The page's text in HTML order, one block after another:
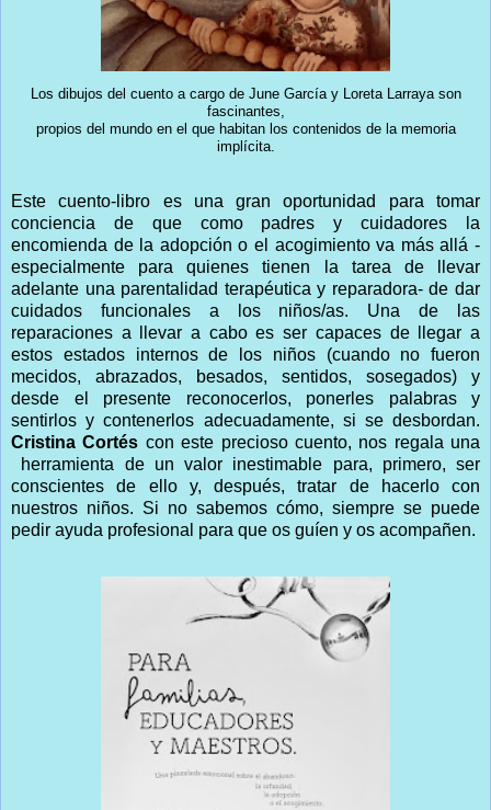
Los dibujos del cuento a cargo de June García y Loreta Larraya son
fascinantes,
propios del mundo en el que habitan los contenidos de la memoria
implícita.
Este cuento-libro es una gran oportunidad para tomar
conciencia de que como padres y cuidadores la
encomienda de la adopción o el acogimiento va más allá -
especialmente para quienes tienen la tarea de llevar
adelante una parentalidad terapéutica y reparadora- de dar
cuidados funcionales a los niños/as. Una de las
reparaciones a llevar a cabo es ser capaces de llegar a
estos estados internos de los niños (cuando no fueron
mecidos, abrazados, besados, sentidos, sosegados) y
desde el presente reconocerlos, ponerles palabras y
sentirlos y contenerlos adecuadamente, si se desbordan.
Cristina Cortés con este precioso cuento, nos regala una
herramienta de un valor inestimable para, primero, ser
conscientes de ello y, después, tratar de hacerlo con
nuestros niños. Si no sabemos cómo, siempre se puede
pedir ayuda profesional para que os guíen y os acompañen.